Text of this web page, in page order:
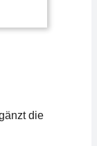
die